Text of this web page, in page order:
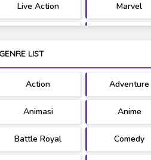
Live Action Marvel
Ultraman West Series
GENRE LIST
Action Adventure
Animasi Anime
Battle Royal Comedy